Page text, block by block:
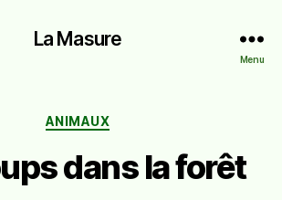
La Masure
Menu
Catégories
ANIMAUX
dans la forêt